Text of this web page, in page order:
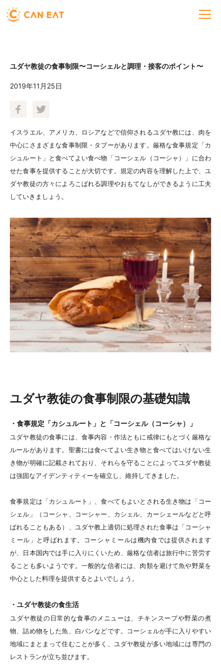
ユダヤ教徒の食事制限〜コーシェルと調理・接客のポイント〜
2019年11月25日
イスラエル、アメリカ、ロシアなどで信仰されるユダヤ教には、肉を
中心にさまざまな食事制限・タブーがあります。厳格な食事規定「カ
シュルート」と食べてよい食べ物「コーシェル（コーシャ）」に合わ
せた食事を提供することが大切です。規定の内容を理解した上で、ユ
ダヤ教徒の方々によろこばれる調理やおもてなしができるように工夫
していきましょう。
ユダヤ教徒の食事制限の基礎知識
・食事規定「カシュルート」と「コーシェル（コーシャ）」
ユダヤ教徒の食事には、食事内容・作法ともに戒律にもとづく厳格な
ルールがあります。聖書には食べてよい生き物と食べてはいけない生
き物が明確に記載されており、それらを守ることによってユダヤ教徒
は強固なアイデンティティーを確立し、維持してきました。
食事規定は「カシュルート」、食べてもよいとされる生き物は「コー
シェル」（コーシャ、コーシャー、カシェル、カーシェールなどと呼
ばれることもある）、ユダヤ教上適切に処理された食事は「コーシャ
ミール」と呼ばれます。コーシャミールは機内食では提供されます
が、日本国内では手に入りにくいため、厳格な信者は旅行中に苦労す
ることも多いようです。一般的な信者には、肉類を避けて魚や野菜を
中心とした料理を提供するとよいでしょう。
・ユダヤ教徒の食生活
ユダヤ教徒の日常的な食事のメニューは、チキンスープや野菜の煮
物、詰め物をした魚、白パンなどです。コーシェルが手に入りやすい
地域にまとまって住むことが多く、ユダヤ教徒が多い地域には専門の
レストランが立ち並びます。